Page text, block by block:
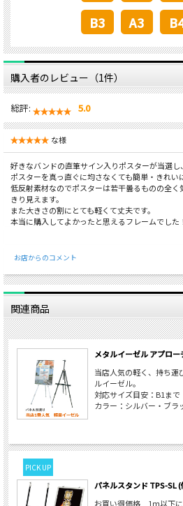
B3
A3
購入者のレビュー（1件）
総評: 5.0
な様
好きなバンドの直筆サイン入りポスターが当選し
ポスターを真っ直ぐに均さなくても簡単・きれ
低反射素材なのでポスターは若干曇るものの全
きり見えます。
また大きさの割にとても軽くて丈夫です。
本当に購入してよかったと思えるフレームでした！
お店からのコメント
関連商品
メタルイーゼル アプロ
当店人気の軽く、持ち運
ルイーゼル。
対応サイズ目安：B1まで
カラー：シルバー・ブラ
PICK UP
パネルスタンド TPS-SL
お買い得価格 1ｍ以下